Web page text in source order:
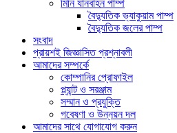
মিনি যানবাহন পাম্প
বৈদ্যুতিক ভ্যাকুয়াম পাম্প
বৈদ্যুতিক জলের পাম্প
সংবাদ
প্রায়শই জিজ্ঞাসিত প্রশ্নাবলী
আমাদের সম্পর্কে
কোম্পানির প্রোফাইল
প্ল্যান্ট ও সরঞ্জাম
সম্মান ও প্রযুক্তি
গবেষণা ও উন্নয়ন দল
আমাদের সাথে যোগাযোগ করুন